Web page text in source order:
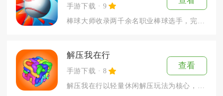
手游下载 9
解压我在行
手游下载 8
查看